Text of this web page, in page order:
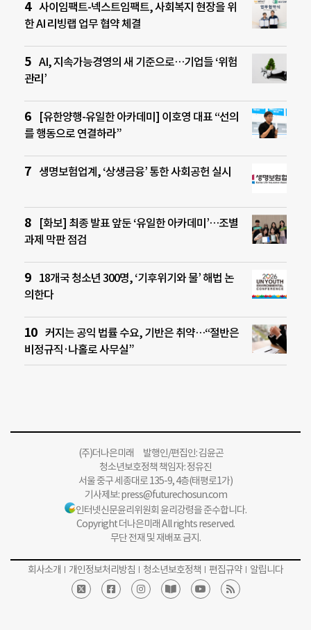
사이임팩트-넥스트임팩트, 사회복지 현장을 위
한 AI 리빙랩 업무 협약 체결
AI, 지속가능경영의 새 기준으로…기업들 ‘위험
관리’
[유한양행-유일한 아카데미] 이호영 대표 “선의
를 행동으로 연결하라”
생명보험업계, ‘상생금융’ 통한 사회공헌 실시
[화보] 최종 발표 앞둔 ‘유일한 아카데미’…조별
과제 막판 점검
18개국 청소년 300명, ‘기후위기와 물’ 해법 논
의한다
커지는 공익 법률 수요, 기반은 취약…“절반은
비정규직·나홀로 사무실”
(주)더나은미래 발행인/편집인: 김윤곤
청소년보호정책 책임자: 정유진
서울 중구 세종대로 135-9, 4층(태평로1가)
기사제보:press@futurechosun.com
인터넷신문윤리위원회 윤리강령을 준수합니다.
Copyright 더나은미래 All rights reserved.
무단 전재 및 재배포 금지.
회사소개 개인정보처리방침 청소년보호정책 편집규약 알립니다